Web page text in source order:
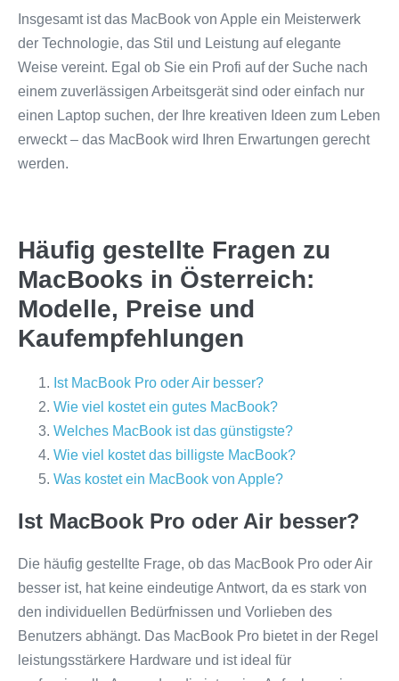
Insgesamt ist das MacBook von Apple ein Meisterwerk
der Technologie, das Stil und Leistung auf elegante
Weise vereint. Egal ob Sie ein Profi auf der Suche nach
einem zuverlässigen Arbeitsgerät sind oder einfach nur
einen Laptop suchen, der Ihre kreativen Ideen zum Leben
erweckt – das MacBook wird Ihren Erwartungen gerecht
werden.
Häufig gestellte Fragen zu
MacBooks in Österreich:
Modelle, Preise und
Kaufempfehlungen
Ist MacBook Pro oder Air besser?
Wie viel kostet ein gutes MacBook?
Welches MacBook ist das günstigste?
Wie viel kostet das billigste MacBook?
Was kostet ein MacBook von Apple?
Ist MacBook Pro oder Air besser?
Die häufig gestellte Frage, ob das MacBook Pro oder Air
besser ist, hat keine eindeutige Antwort, da es stark von
den individuellen Bedürfnissen und Vorlieben des
Benutzers abhängt. Das MacBook Pro bietet in der Regel
leistungsstärkere Hardware und ist ideal für